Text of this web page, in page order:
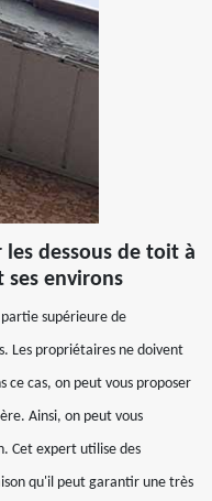
dessous de toit à
ses environs
partie supérieure de
Les propriétaires ne doivent
ce cas, on peut vous proposer
Ainsi, on peut vous
Cet expert utilise des
qu'il peut garantir une très